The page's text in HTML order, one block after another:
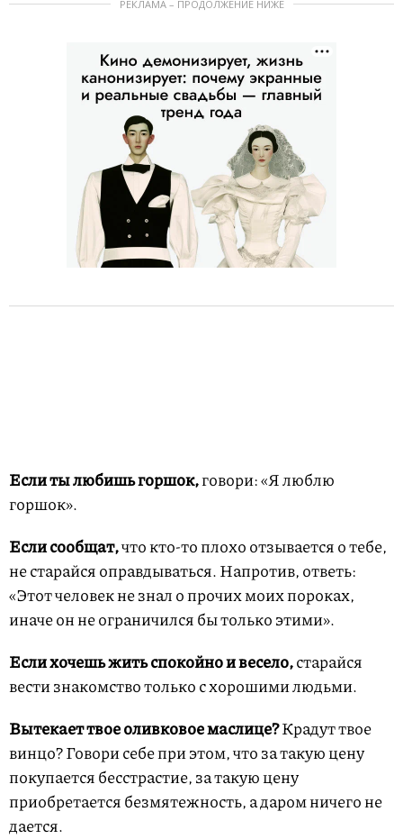
РЕКЛАМА – ПРОДОЛЖЕНИЕ НИЖЕ
Если ты любишь горшок,говори: «Я люблю
горшок».
Если сообщат,что кто-то плохо отзывается о тебе,
не старайся оправдываться. Напротив, ответь:
«Этот человек не знал о прочих моих пороках,
иначе он не ограничился бы только этими».
Если хочешь жить спокойно и весело,старайся
вести знакомство только с хорошими людьми.
Вытекает твое оливковое маслице?Крадут твое
винцо? Говори себе при этом, что за такую цену
покупается бесстрастие, за такую цену
приобретается безмятежность, а даром ничего не
дается.